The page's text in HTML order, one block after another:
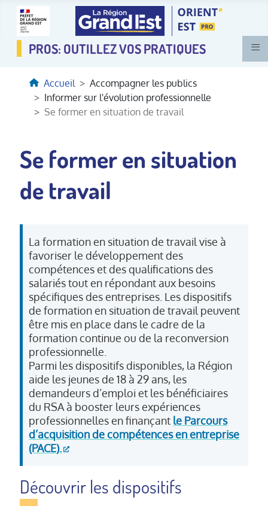
Accueil
Accompagner les publics
Informer sur l'évolution professionnelle
Se former en situation de travail
Se former en situation
de travail
La formation en situation de travail vise à
favoriser le développement des
compétences et des qualifications des
salariés tout en répondant aux besoins
spécifiques des entreprises. Les dispositifs
de formation en situation de travail peuvent
être mis en place dans le cadre de la
formation continue ou de la reconversion
professionnelle.
Parmi les dispositifs disponibles, la Région
aide les jeunes de 18 à 29 ans, les
demandeurs d’emploi et les bénéficiaires
du RSA à booster leurs expériences
professionnelles en finançant le Parcours
d’acquisition de compétences en entreprise
(PACE).
Découvrir les dispositifs
≡